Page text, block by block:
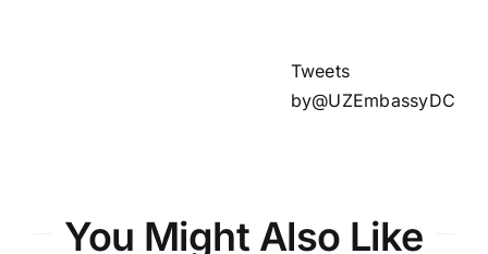
Tweets
by@UZEmbassyDC
You Might Also Like